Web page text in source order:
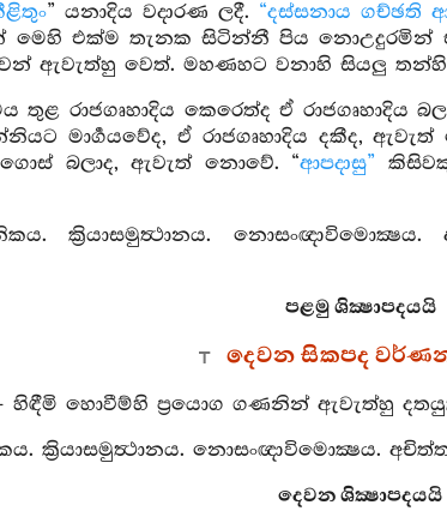
” යනාදිය වදාරණ ලදී. “දස්සනාය ගච්ඡති
මෙහි එක්ම තැනක සිටින්නී පිය නොඋදුරමින්
ඇවැත්හු වෙත්. මහණහට වනාහි සියලු
තුළ රාජගෘහාදිය කෙරෙත්ද ඒ
මාර්‍ගයවේද, ඒ රාජගෘහාදිය දකීද,
බලාද, ඇවැත් නොවේ. “ආපදාසු”
ක්‍රියාසමුත්‍ථානය.
පළමු ශික්‍ෂාපදයයි
දෙවන සිකපද
- හිඳීමි හොවීම්හි ප්‍රයොග ගණනින් ඇවැත්හු
ක්‍රියාසමුත්‍ථානය. නොසංඥාවිමොක්‍ෂය.
දෙවන ශික්‍ෂාපදයයි